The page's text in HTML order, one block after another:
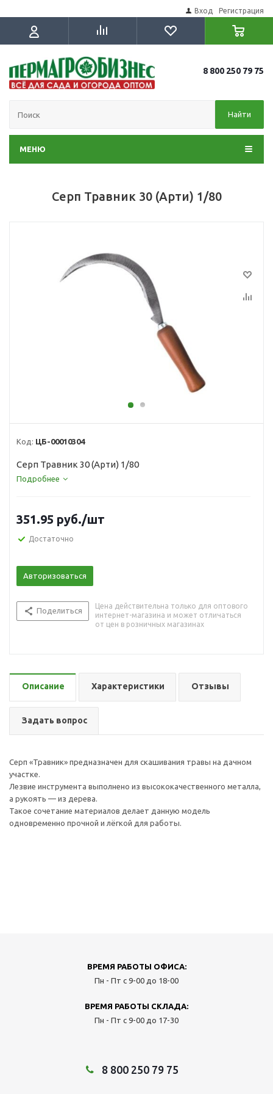
Вход Регистрация
8 800 250 79 75
Найти
МЕНЮ
Серп Травник 30 (Арти) 1/80
Код: ЦБ-00010304
Серп Травник 30 (Арти) 1/80
Подробнее
351.95 руб./шт
Достаточно
Авторизоваться
Поделиться
Цена действительна только для оптового
интернет-магазина и может отличаться
от цен в розничных магазинах
Описание Характеристики Отзывы
Задать вопрос
Серп «Травник» предназначен для скашивания травы на дачном
участке.
Лезвие инструмента выполнено из высококачественного металла,
а рукоять — из дерева.
Такое сочетание материалов делает данную модель
одновременно прочной и лёгкой для работы.
ВРЕМЯ РАБОТЫ ОФИСА:
Пн - Пт с 9-00 до 18-00
ВРЕМЯ РАБОТЫ СКЛАДА:
Пн - Пт с 9-00 до 17-30
8 800 250 79 75